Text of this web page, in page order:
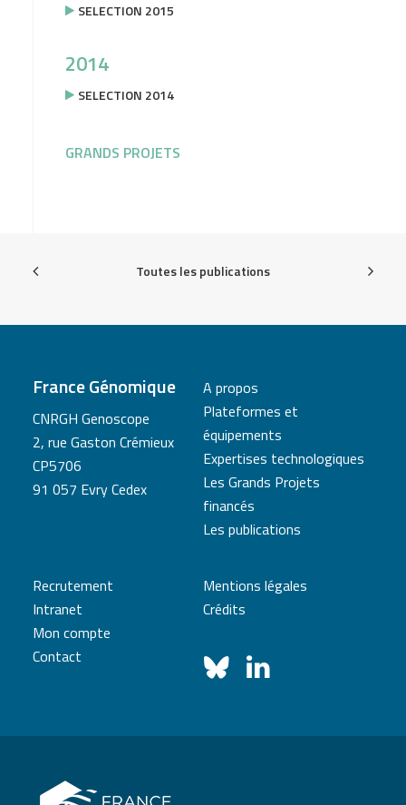
SELECTION 2015
2014
SELECTION 2014
GRANDS PROJETS
Toutes les publications
France Génomique
CNRGH Genoscope
2, rue Gaston Crémieux
CP5706
91 057 Evry Cedex
A propos
Plateformes et
équipements
Expertises technologiques
Les Grands Projets
financés
Les publications
Recrutement
Intranet
Mon compte
Contact
Mentions légales
Crédits